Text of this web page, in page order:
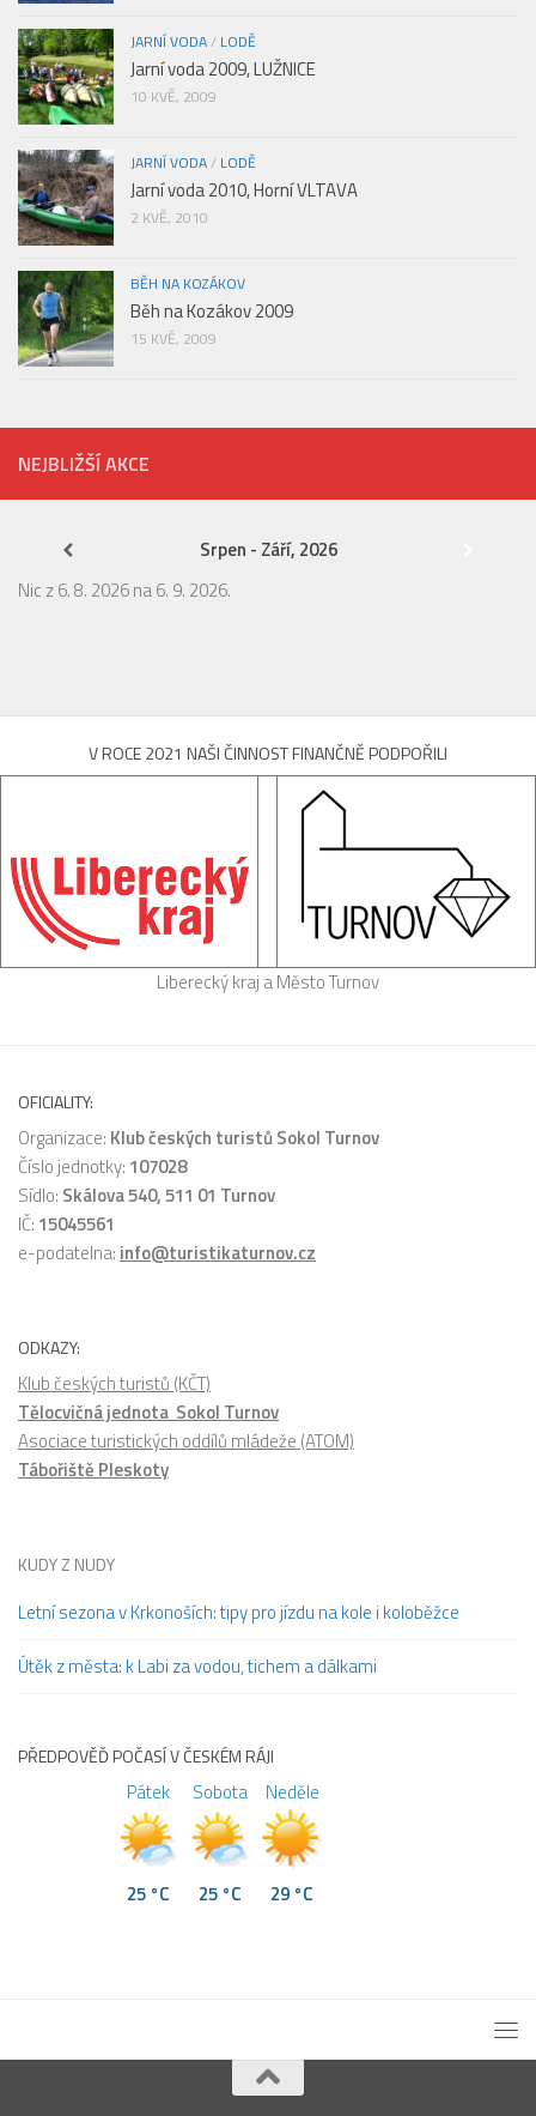
JARNÍ VODA/ LODĚ
Jarní voda 2009, LUŽNICE
10 KVĚ, 2009
JARNÍ VODA/ LODĚ
Jarní voda 2010, Horní VLTAVA
2 KVĚ, 2010
BĚH NA KOZÁKOV
Běh na Kozákov 2009
15 KVĚ, 2009
NEJBLIŽŠÍ AKCE
Srpen - Září, 2026
Nic z 6. 8. 2026 na 6. 9. 2026.
V ROCE 2021 NAŠI ČINNOST FINANČNĚ PODPOŘILI
Liberecký kraj a Město Turnov
OFICIALITY:
Organizace: Klub českých turistů Sokol Turnov
Číslo jednotky: 107028
Sídlo: Skálova 540, 511 01 Turnov
IČ: 15045561
e-podatelna: info@turistikaturnov.cz
ODKAZY:
Klub českých turistů (KČT)
Tělocvičná jednota Sokol Turnov
Asociace turistických oddílů mládeže (ATOM)
Tábořiště Pleskoty
KUDY Z NUDY
Letní sezona v Krkonoších: tipy pro jízdu na kole i koloběžce
Útěk z města: k Labi za vodou, tichem a dálkami
PŘEDPOVĚĎ POČASÍ V ČESKÉM RÁJI
Pátek
25 °C
Sobota
25 °C
Neděle
29 °C